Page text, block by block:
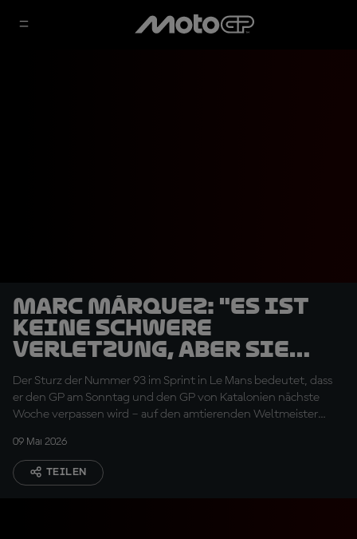
Marc Márquez: "Es ist
keine schwere
Verletzung, aber sie
kam genau zum falschen
Zeitpunkt"
Der Sturz der Nummer 93 im Sprint in Le Mans bedeutet, dass
er den GP am Sonntag und den GP von Katalonien nächste
Woche verpassen wird – auf den amtierenden Weltmeister
09 Mai 2026
TEILEN